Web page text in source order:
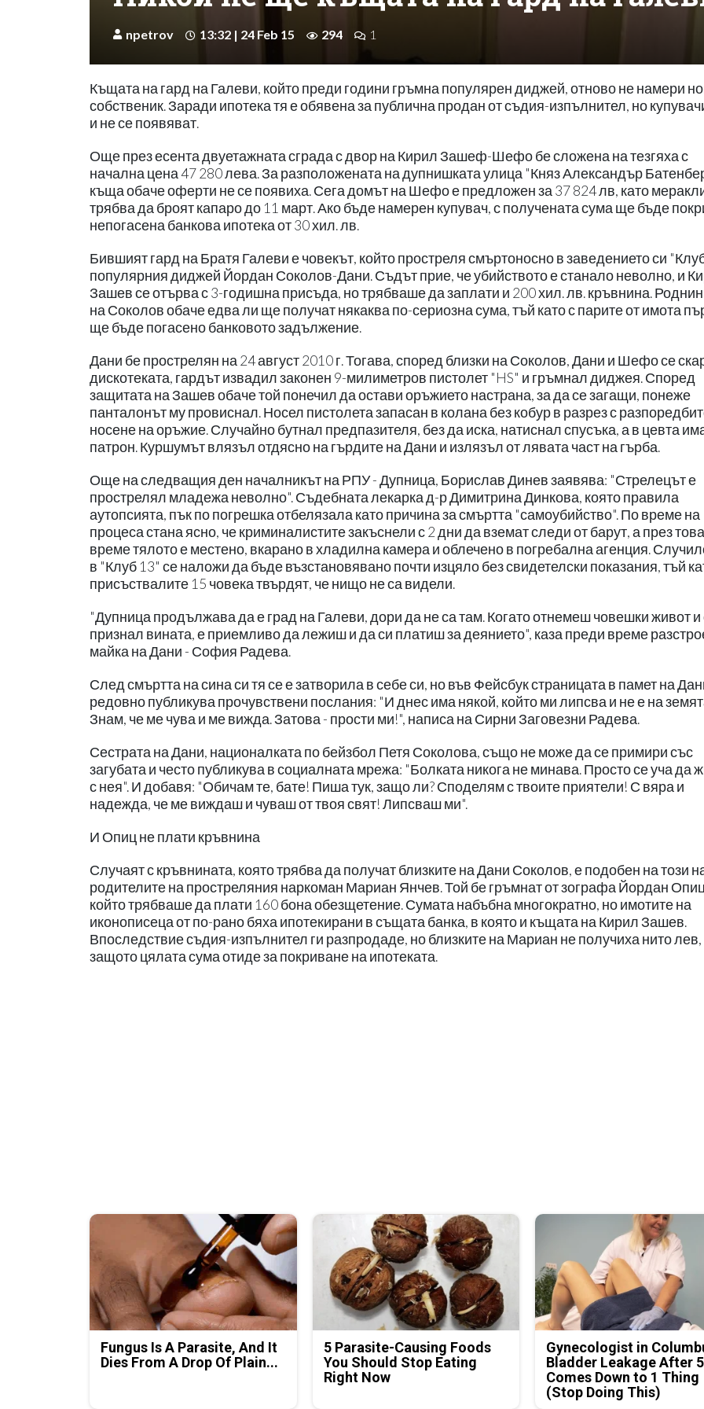
npetrov 13:32 | 24 Feb 15 294 1
Къщата на гард на Галеви, който преди години гръмна популярен диджей, отново не намери
собственик. Заради ипотека тя е обявена за публична продан от съдия-изпълнител, но
и не се появяват.
Още през есента двуетажната сграда с двор на Кирил Зашеф-Шефо бе сложена на тезгяха с
начална цена 47 280 лева. За разположената на дупнишката улица "Княз Александър
къща обаче оферти не се появиха. Сега домът на Шефо е предложен за 37 824 лв, като
трябва да броят капаро до 11 март. Ако бъде намерен купувач, с получената сума ще бъде
непогасена банкова ипотека от 30 хил. лв.
Бившият гард на Братя Галеви е човекът, който простреля смъртоносно в заведението си
популярния диджей Йордан Соколов-Дани. Съдът прие, че убийството е станало неволно, и
Зашев се отърва с 3-годишна присъда, но трябваше да заплати и 200 хил. лв. кръвнина.
на Соколов обаче едва ли ще получат някаква по-сериозна сума, тъй като с парите от имота
ще бъде погасено банковото задължение.
Дани бе прострелян на 24 август 2010 г. Тогава, според близки на Соколов, Дани и Шефо се
дискотеката, гардът извадил законен 9-милиметров пистолет "HS" и гръмнал диджея. Според
защитата на Зашев обаче той понечил да остави оръжието настрана, за да се загащи, понеже
панталонът му провиснал. Носел пистолета запасан в колана без кобур в разрез с
носене на оръжие. Случайно бутнал предпазителя, без да иска, натиснал спусъка, а в цевта
патрон. Куршумът влязъл отдясно на гърдите на Дани и излязъл от лявата част на гърба.
Още на следващия ден началникът на РПУ - Дупница, Борислав Динев заявява: "Стрелецът е
прострелял младежа неволно". Съдебната лекарка д-р Димитрина Динкова, която правила
аутопсията, пък по погрешка отбелязала като причина за смъртта "самоубийство". По време на
процеса стана ясно, че криминалистите закъснели с 2 дни да вземат следи от барут, а през това
време тялото е местено, вкарано в хладилна камера и облечено в погребална агенция.
в "Клуб 13" се наложи да бъде възстановявано почти изцяло без свидетелски показания, тъй
присъствалите 15 човека твърдят, че нищо не са видели.
"Дупница продължава да е град на Галеви, дори да не са там. Когато отнемеш човешки живот и
признал вината, е приемливо да лежиш и да си платиш за деянието", каза преди време
майка на Дани - София Радева.
След смъртта на сина си тя се е затворила в себе си, но във Фейсбук страницата в памет на
редовно публикува прочувствени послания: "И днес има някой, който ми липсва и не е на
Знам, че ме чува и ме вижда. Затова - прости ми!", написа на Сирни Заговезни Радева.
Сестрата на Дани, националката по бейзбол Петя Соколова, също не може да се примири със
загубата и често публикува в социалната мрежа: "Болката никога не минава. Просто се уча да
с нея". И добавя: "Обичам те, бате! Пиша тук, защо ли? Споделям с твоите приятели! С вяра и
надежда, че ме виждаш и чуваш от твоя свят! Липсваш ми".
И Опиц не плати кръвнина
Случаят с кръвнината, която трябва да получат близките на Дани Соколов, е подобен на този
родителите на простреляния наркоман Мариан Янчев. Той бе гръмнат от зографа Йордан
който трябваше да плати 160 бона обезщетение. Сумата набъбна многократно, но имотите на
иконописеца от по-рано бяха ипотекирани в същата банка, в която и къщата на Кирил Зашев.
Впоследствие съдия-изпълнител ги разпродаде, но близките на Мариан не получиха нито лев,
защото цялата сума отиде за покриване на ипотеката.
Fungus Is A Parasite, And It
Dies From A Drop Of Plain...
5 Parasite-Causing Foods
You Should Stop Eating
Right Now
Gynecologist in
Bladder Leakage After
Comes Down to 1 Thing
(Stop Doing This)